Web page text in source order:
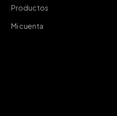
Productos
Mi cuenta